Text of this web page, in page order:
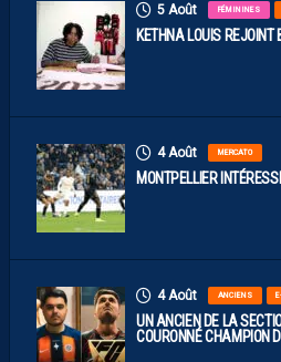
5 Août FÉMININES
KETHNA LOUIS REJOINT
4 Août MERCATO
MONTPELLIER
4 Août ANCIENS
UN ANCIEN DE LA
COURONNÉ CHAMPION